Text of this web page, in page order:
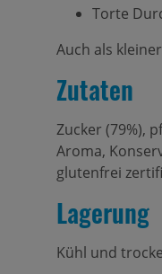
Torte
Auch als
Zutaten
Zucker (79%),
Aroma,
glutenfrei
Lagerung
Kühl und